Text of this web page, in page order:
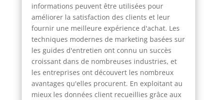
informations peuvent être utilisées pour
améliorer la satisfaction des clients et leur
fournir une meilleure expérience d'achat. Les
techniques modernes de marketing basées sur
les guides d'entretien ont connu un succès
croissant dans de nombreuses industries, et
les entreprises ont découvert les nombreux
avantages qu'elles procurent. En exploitant au
mieux les données client recueillies grâce aux